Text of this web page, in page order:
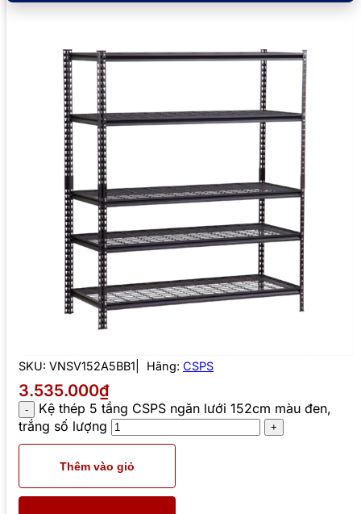
SKU: VNSV152A5BB1 Hãng: CSPS
3.535.000₫
Kệ thép 5 tầng CSPS ngăn lưới 152cm màu đen,
trắng số lượng
Thêm vào giỏ